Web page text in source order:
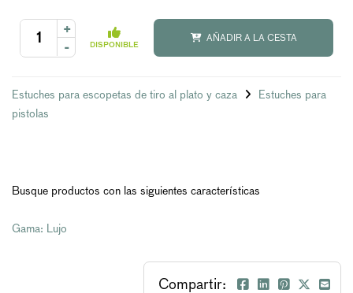
+
-
DISPONIBLE
AÑADIR A LA CESTA
Estuches para escopetas de tiro al plato y caza
Estuches para
pistolas
Busque productos con las siguientes características
Gama: Lujo
Compartir: